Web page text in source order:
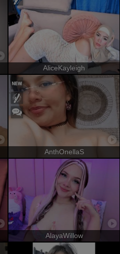
AliceKayleigh
AnthOnellaS
AlayaWillow